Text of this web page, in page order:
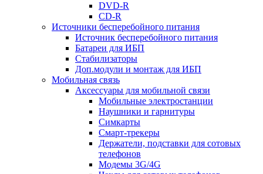
DVD-R
CD-R
Источники бесперебойного питания
Источник бесперебойного питания
Батареи для ИБП
Стабилизаторы
Доп.модули и монтаж для ИБП
Мобильная связь
Аксессуары для мобильной связи
Мобильные электростанции
Наушники и гарнитуры
Симкарты
Смарт-трекеры
Держатели, подставки для сотовых
телефонов
Модемы 3G/4G